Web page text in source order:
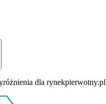
dla rynekpierwotny.pl